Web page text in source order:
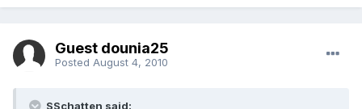
Guest dounia25
Posted August 4, 2010
SSchatten said: